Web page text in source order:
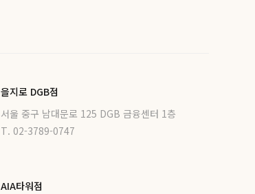
을지로 DGB점
서울 중구 남대문로 125 DGB 금융센터 1층
T. 02-3789-0747
AIA타워점